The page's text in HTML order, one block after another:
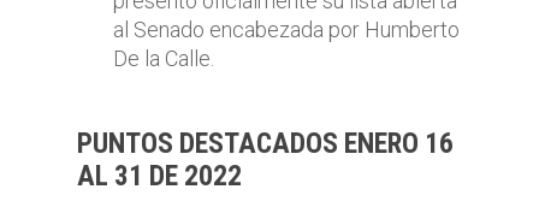
al Senado encabezada por Humberto
De la Calle.
PUNTOS DESTACADOS ENERO 16
AL 31 DE 2022